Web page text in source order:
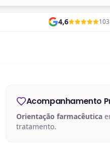
4,6
Acompanhamento
Orientação farmacêutica
tratamento.